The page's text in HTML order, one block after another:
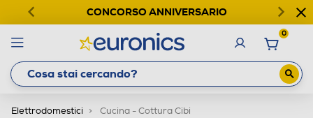
CONCORSO ANNIVERSARIO
0
Elettrodomestici Cucina - Cottura Cibi